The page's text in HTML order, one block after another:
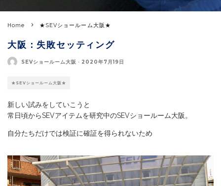
Home ★SEVショールーム大阪★
大阪：失敗セッティング
SEVショールーム大阪 · 2020年7月19日
★SEVショールーム大阪★
新しい試みをしていこうと
常日頃からSEVアイテムを研究中のSEVショールーム大阪。
自分たちだけでは検証に確証を得られないため